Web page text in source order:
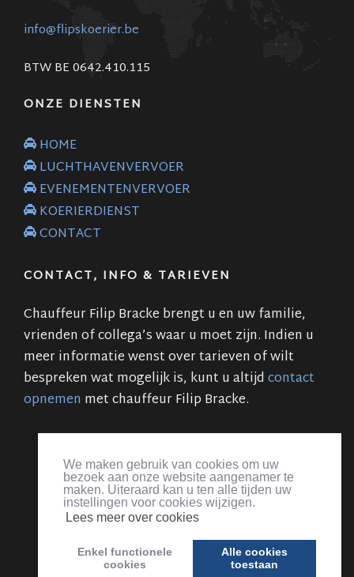
We maken gebruik van cookies om uw
bezoek aan onze website aangenamer te
maken. Uiteraard kan u ten alle tijden uw
instellingen voor cookies wijzigen.
Lees meer over cookies
Enkel functionele
cookies
Alle cookies
toestaan
info@flipskoerier.be
BTW BE 0642.410.115
ONZE DIENSTEN
HOME
LUCHTHAVENVERVOER
EVENEMENTENVERVOER
KOERIERDIENST
CONTACT
CONTACT, INFO & TARIEVEN
Chauffeur Filip Bracke brengt u en uw familie,
vrienden of collega’s waar u moet zijn. Indien u
meer informatie wenst over tarieven of wilt
bespreken wat mogelijk is, kunt u altijdcontact
opnemen met chauffeur Filip Bracke.
pakjesdienst,chauffeur&Taxi Zaffelare|luchthavenvervoer
Zaventem luchthaven,Charleroi,Oostende,Deurne,Luik
Amsterdam,Eindhoven,Aken,Düsseldorf,Parijs|Koerier
Chauffeur evenementen|Lokeren,Lochristi,Gent
Beervelde ,Evergem,Ertvelde,Wippelgem
Destelbergen, ...